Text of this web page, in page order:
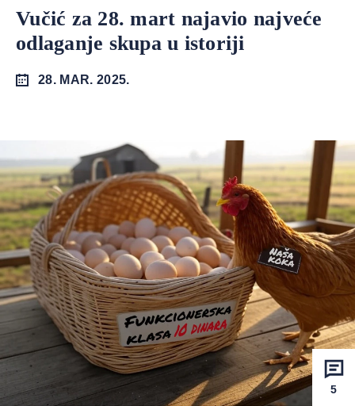
Vučić za 28. mart najavio najveće
odlaganje skupa u istoriji
28. MAR. 2025.
5